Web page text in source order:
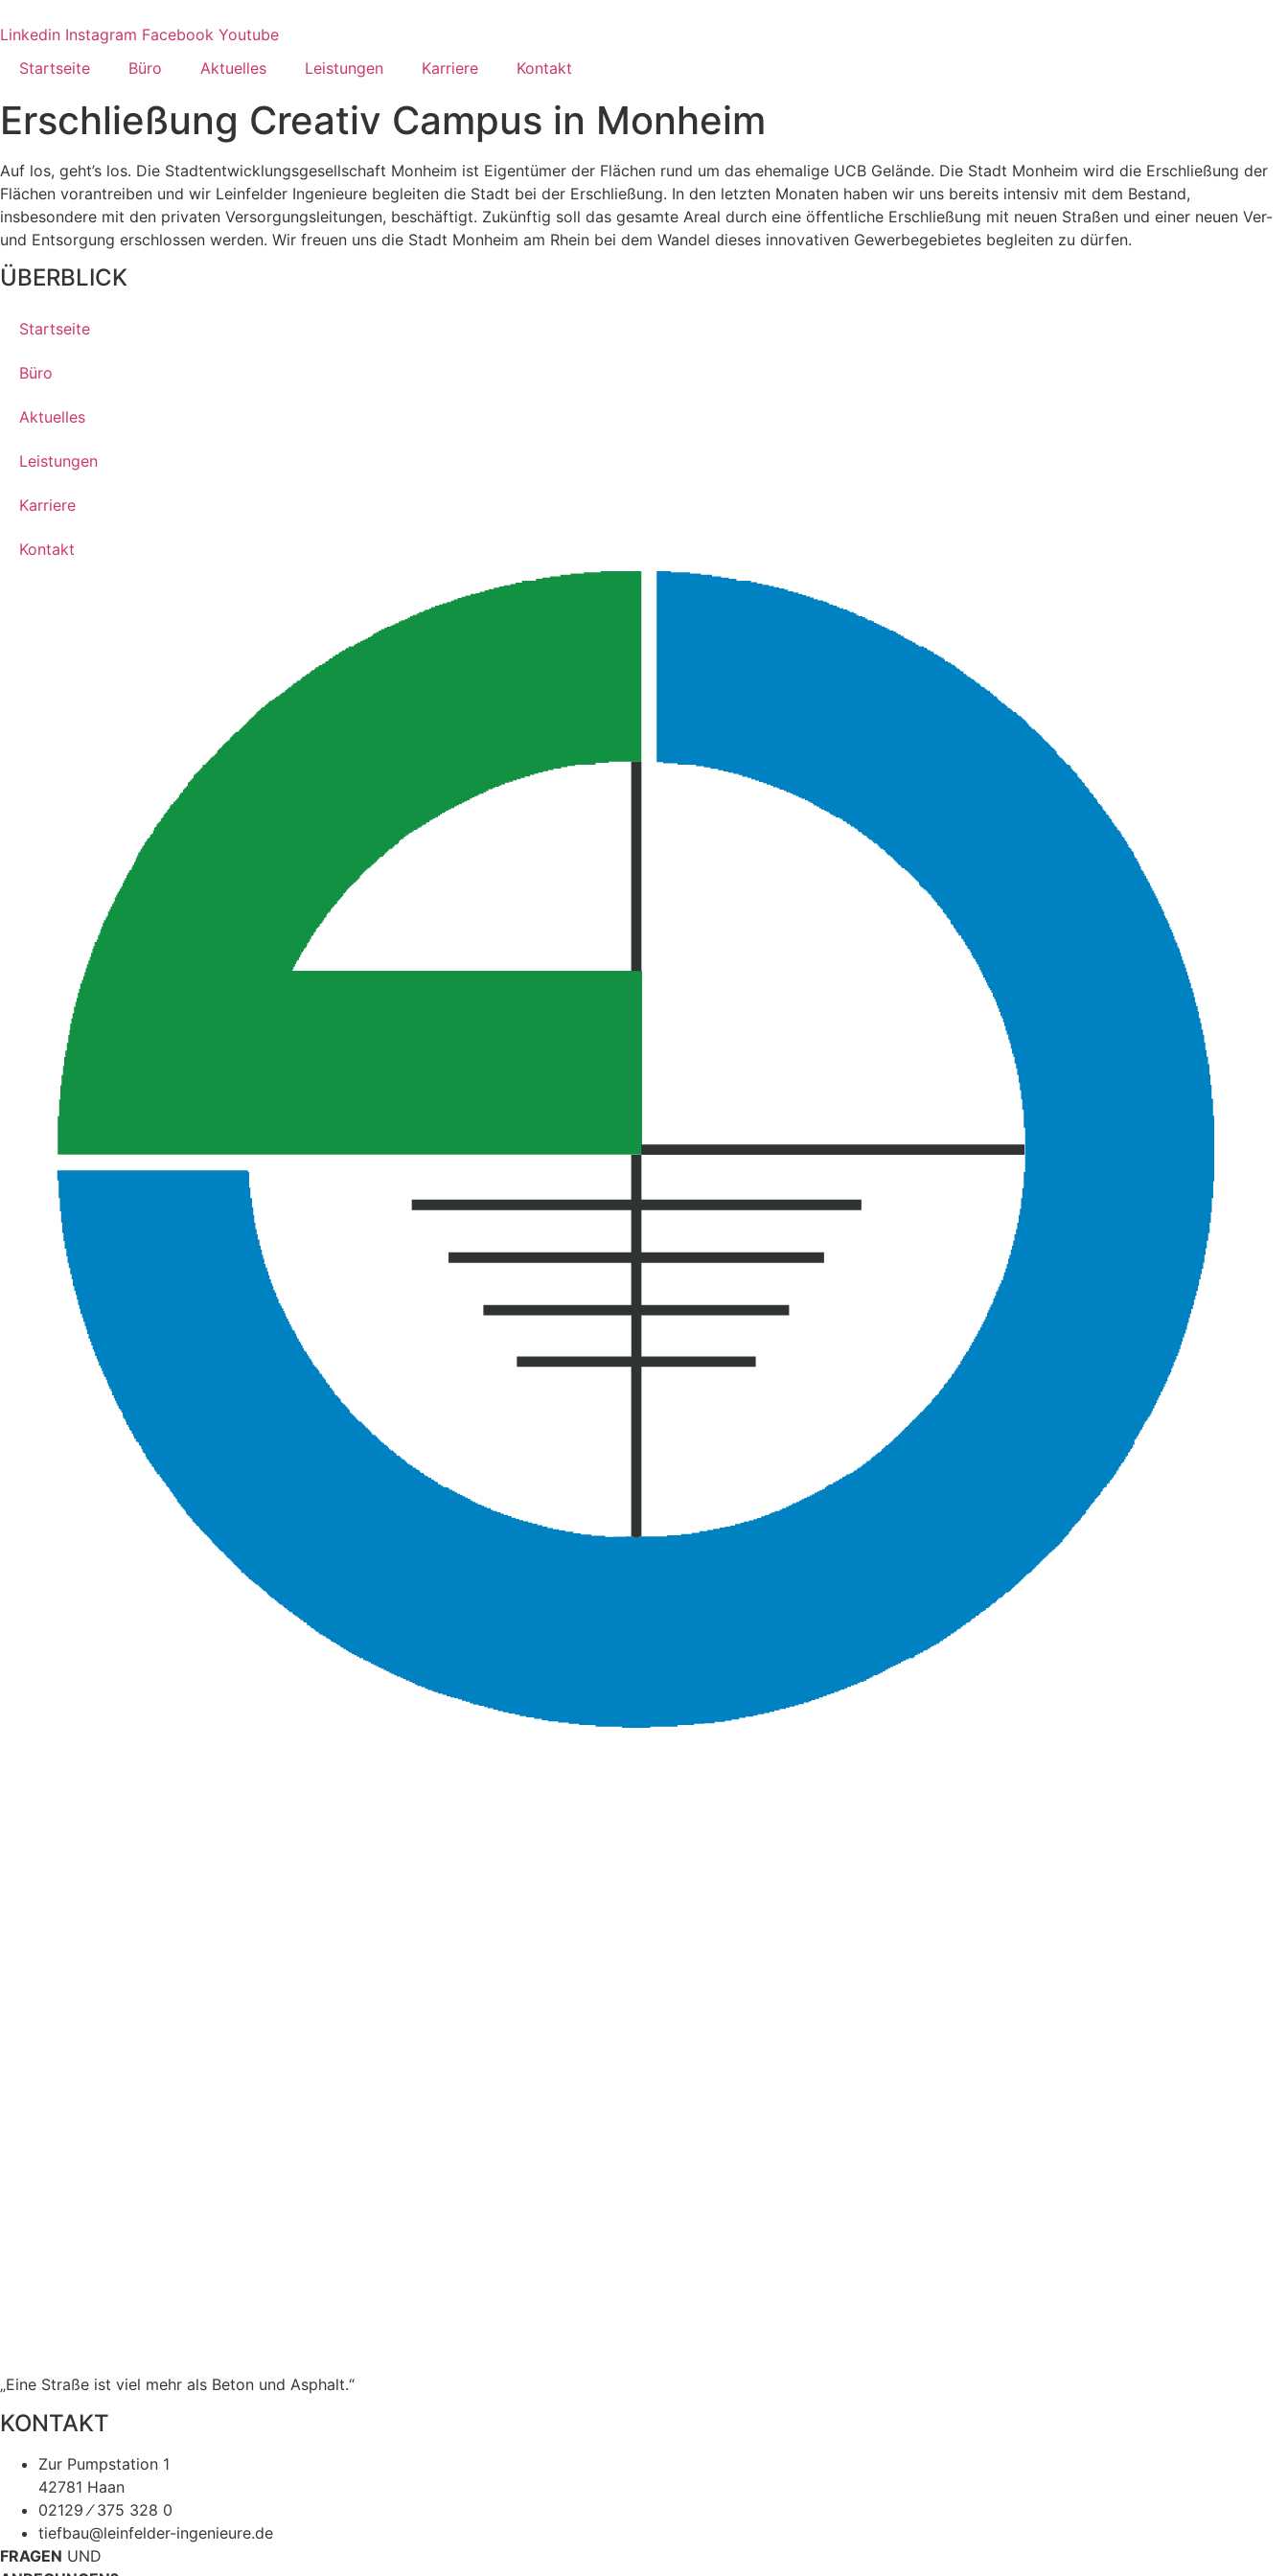
Inhalt
Linkedin Instagram Facebook Youtube
Startseite
Büro Aktuelles Leistungen Karriere Kontakt
Erschließung Creativ Campus in Monheim
Auf los, geht’s los. Die Stadtentwicklungsgesellschaft Monheim ist Eigentümer der Flächen rund um das ehemalige UCB Gelände. Die Stadt Monheim wird die Erschließung der
Flächen vorantreiben und wir Leinfelder Ingenieure begleiten die Stadt bei der Erschließung. In den letzten Monaten haben wir uns bereits intensiv mit dem Bestand,
insbesondere mit den privaten Versorgungsleitungen, beschäftigt. Zukünftig soll das gesamte Areal durch eine öffentliche Erschließung mit neuen Straßen und einer neuen Ver-
und Entsorgung erschlossen werden. Wir freuen uns die Stadt Monheim am Rhein bei dem Wandel dieses innovativen Gewerbegebietes begleiten zu dürfen.
ÜBERBLICK
Startseite
Büro
Aktuelles
Leistungen
Karriere
Kontakt
„Eine Straße ist viel mehr als Beton und Asphalt.“
KONTAKT
Zur Pumpstation 1
42781 Haan
02129 ⁄ 375 328 0
tiefbau@leinfelder-ingenieure.de
FRAGEN UND